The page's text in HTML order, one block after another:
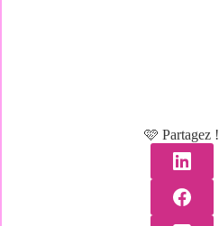
🩷 Partagez !